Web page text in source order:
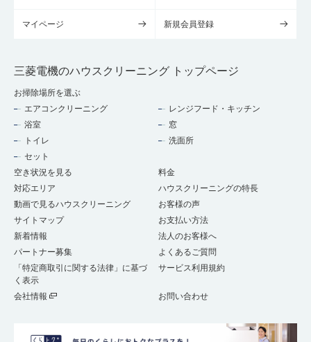
マイページ 新規会員登録
三菱電機のハウスクリーニング トップページ
お掃除場所を選ぶ
エアコンクリーニング
レンジフード・キッチン
浴室
窓
トイレ
洗面所
セット
空き状況を見る
料金
対応エリア
ハウスクリーニングの特長
動画で見るハウスクリーニング
お客様の声
サイトマップ
お支払い方法
新着情報
法人のお客様へ
パートナー募集
よくあるご質問
「特定商取引に関する法律」に基づ
く表示
サービス利用規約
会社情報 お問い合わせ